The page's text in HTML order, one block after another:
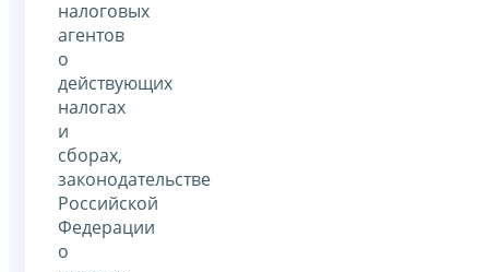
налоговых
агентов
о
действующих
налогах
и
сборах,
законодательстве
Российской
Федерации
о